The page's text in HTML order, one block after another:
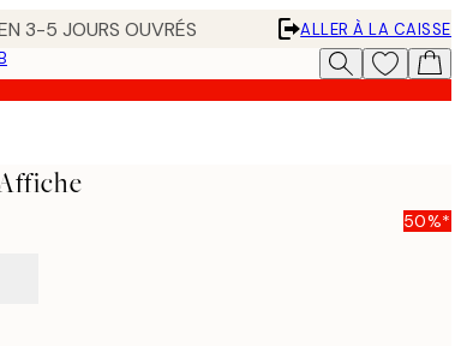
3-5 JOURS OUVRÉS
ALLER À LA CAISSE
50%*